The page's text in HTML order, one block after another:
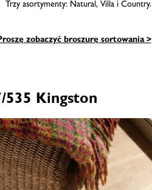
Trzy asortymenty: Natural, Villa i Country.
zobaczyć broszurę sortowania >
Kingston